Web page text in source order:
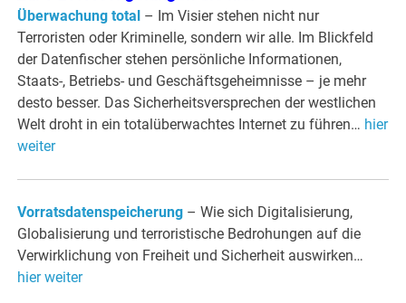
Überwachung total – Im Visier stehen nicht nur
Terroristen oder Kriminelle, sondern wir alle. Im Blickfeld
der Datenfischer stehen persönliche Informationen,
Staats-, Betriebs- und Geschäftsgeheimnisse – je mehr
desto besser. Das Sicherheitsversprechen der westlichen
Welt droht in ein totalüberwachtes Internet zu führen… hier
weiter
Vorratsdatenspeicherung – Wie sich Digitalisierung,
Globalisierung und terroristische Bedrohungen auf die
Verwirklichung von Freiheit und Sicherheit auswirken…
hier weiter